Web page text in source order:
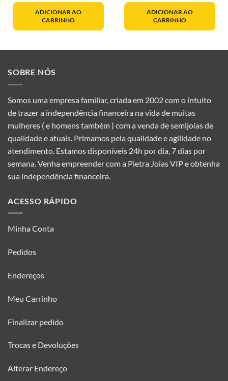
era:
R$72.00.
atual
ADICIONAR AO
CARRINHO
ADICIONAR AO
CARRINHO
SOBRE NÓS
Somos uma empresa familiar, criada em 2002 com o intuito
de trazer a independência financeira na vida de muitas
mulheres ( e homens também ) com a venda de semijoias de
qualidade e atuais. Primamos pela qualidade e agilidade no
atendimento. Estamos disponíveis 24h por dia, 7 dias por
semana. Venha empreender com a Pietra Joias VIP e obtenha
sua independência financeira.
ACESSO RÁPIDO
Minha Conta
Pedidos
Endereços
Meu Carrinho
Finalizar pedido
Trocas e Devoluções
Alterar Endereço